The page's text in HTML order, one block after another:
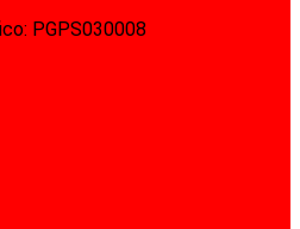
PGPS030008